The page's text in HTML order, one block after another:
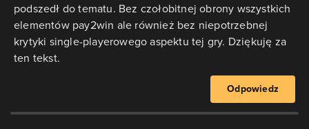
podszedł do tematu. Bez czołobitnej obrony wszystkich
elementów pay2win ale również bez niepotrzebnej
krytyki single-playerowego aspektu tej gry. Dziękuję za
ten tekst.
Odpowiedz